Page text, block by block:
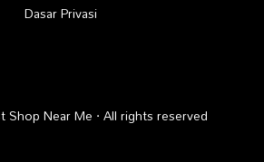
Dasar Privasi
Shop Near Me · All rights reserved